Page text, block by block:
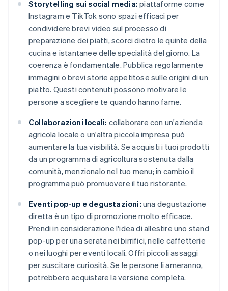
Storytelling sui social media: piattaforme come
Instagram e TikTok sono spazi efficaci per
condividere brevi video sul processo di
preparazione dei piatti, scorci dietro le quinte della
cucina e istantanee delle specialità del giorno. La
coerenza è fondamentale. Pubblica regolarmente
immagini o brevi storie appetitose sulle origini di un
piatto. Questi contenuti possono motivare le
persone a scegliere te quando hanno fame.
Collaborazioni locali: collaborare con un'azienda
agricola locale o un'altra piccola impresa può
aumentare la tua visibilità. Se acquisti i tuoi prodotti
da un programma di agricoltura sostenuta dalla
comunità, menzionalo nel tuo menu; in cambio il
programma può promuovere il tuo ristorante.
Eventi pop-up e degustazioni: una degustazione
diretta è un tipo di promozione molto efficace.
Prendi in considerazione l'idea di allestire uno stand
pop-up per una serata nei birrifici, nelle caffetterie
o nei luoghi per eventi locali. Offri piccoli assaggi
per suscitare curiosità. Se le persone li ameranno,
potrebbero acquistare la versione completa.